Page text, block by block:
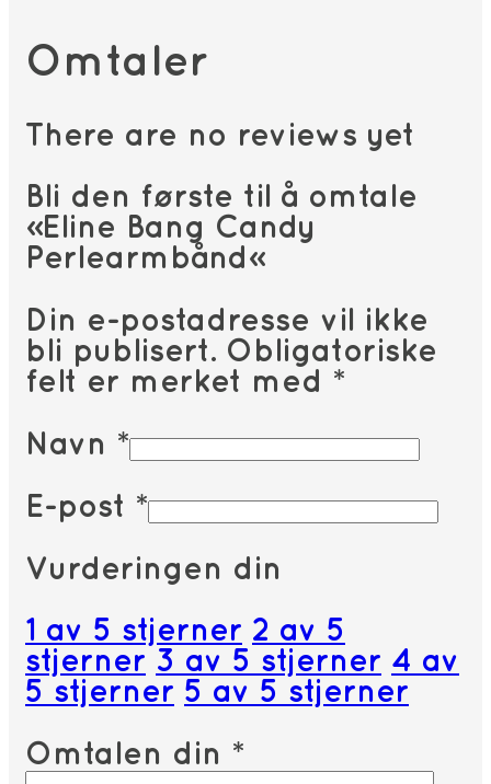
Omtaler
There are no reviews yet
Bli den første til å omtale
«Eline Bang Candy
Perlearmbånd»
Din e-postadresse vil ikke
bli publisert. Obligatoriske
felt er merket med *
Navn *
E-post *
Vurderingen din
1 av 5 stjerner 2 av 5
stjerner 3 av 5 stjerner 4 av
5 stjerner 5 av 5 stjerner
Omtalen din *